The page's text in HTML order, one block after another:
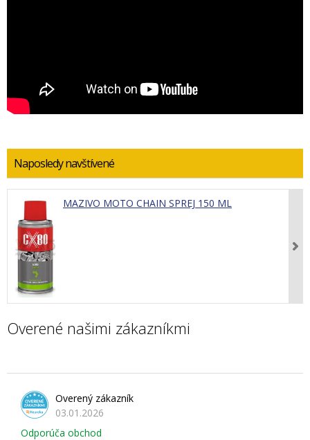
Naposledy navštívené
MAZIVO MOTO CHAIN SPREJ 150 ML
Overené našimi zákazníkmi
Overený zákazník
03.01.2026
Odporúča obchod